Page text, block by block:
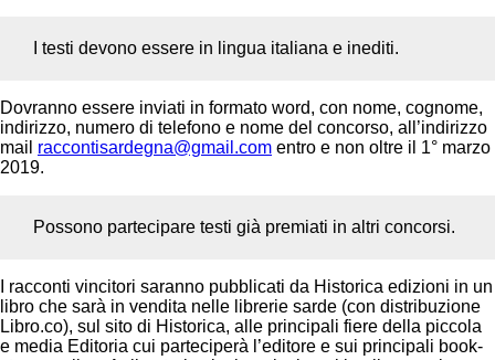
I testi devono essere in lingua italiana e inediti.
Dovranno essere inviati in formato word, con nome, cognome,
indirizzo, numero di telefono e nome del concorso, all’indirizzo
mail raccontisardegna@gmail.com entro e non oltre il 1° marzo
2019.
Possono partecipare testi già premiati in altri concorsi.
I racconti vincitori saranno pubblicati da Historica edizioni in un
libro che sarà in vendita nelle librerie sarde (con distribuzione
Libro.co), sul sito di Historica, alle principali fiere della piccola
e media Editoria cui parteciperà l’editore e sui principali book-